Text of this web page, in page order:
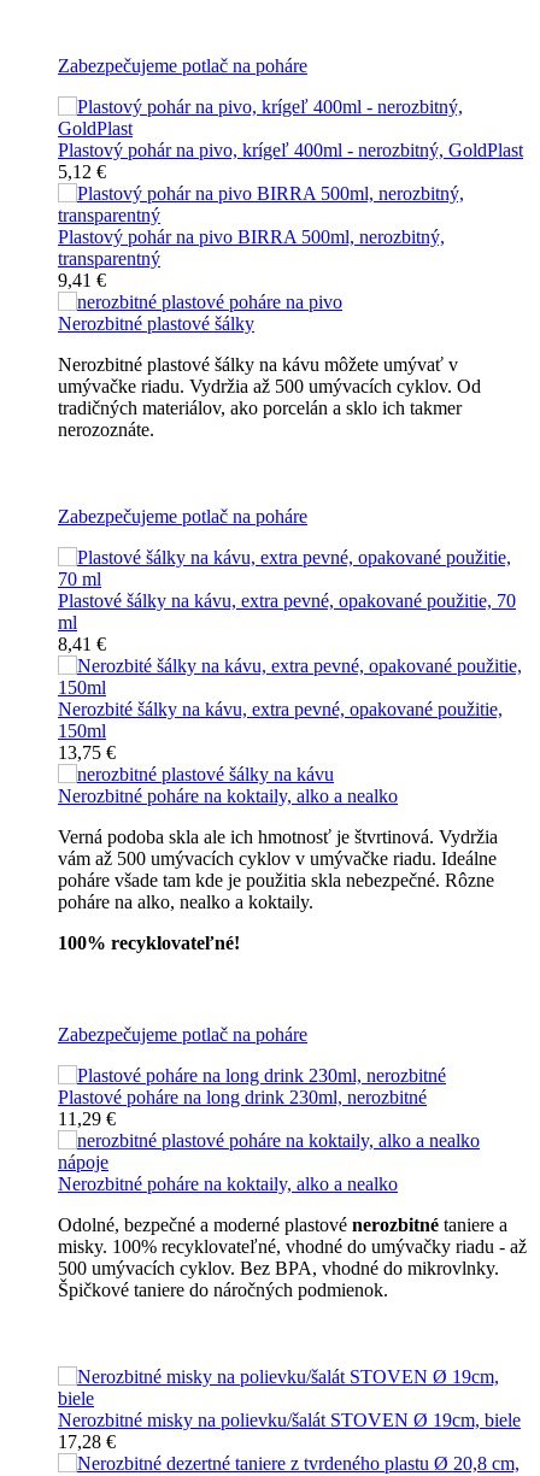
Zabezpečujeme potlač na poháre
Plastový pohár na pivo, krígeľ 400ml - nerozbitný, GoldPlast
5,12 €
Plastový pohár na pivo BIRRA 500ml, nerozbitný,
transparentný
9,41 €
Nerozbitné plastové šálky
Nerozbitné plastové šálky na kávu môžete umývať v
umývačke riadu. Vydržia až 500 umývacích cyklov. Od
tradičných materiálov, ako porcelán a sklo ich takmer
nerozoznáte.
Zabezpečujeme potlač na poháre
Plastové šálky na kávu, extra pevné, opakované použitie, 70
ml
8,41 €
Nerozbité šálky na kávu, extra pevné, opakované použitie,
150ml
13,75 €
Nerozbitné poháre na koktaily, alko a nealko
Verná podoba skla ale ich hmotnosť je štvrtinová. Vydržia
vám až 500 umývacích cyklov v umývačke riadu. Ideálne
poháre všade tam kde je použitia skla nebezpečné. Rôzne
poháre na alko, nealko a koktaily.
100% recyklovateľné!
Zabezpečujeme potlač na poháre
Plastové poháre na long drink 230ml, nerozbitné
11,29 €
Nerozbitné poháre na koktaily, alko a nealko
Odolné, bezpečné a moderné plastové nerozbitné taniere a
misky. 100% recyklovateľné, vhodné do umývačky riadu - až
500 umývacích cyklov. Bez BPA, vhodné do mikrovlnky.
Špičkové taniere do náročných podmienok.
Nerozbitné misky na polievku/šalát STOVEN Ø 19cm, biele
17,28 €